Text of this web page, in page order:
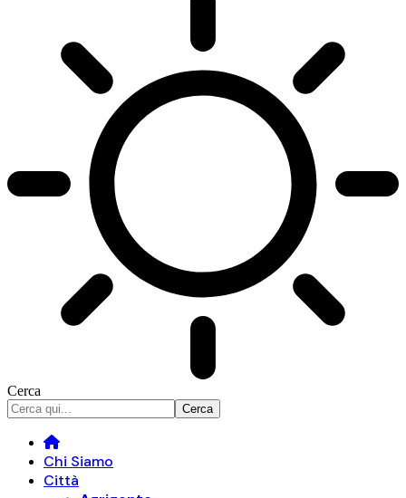
Cerca
Chi Siamo
Città